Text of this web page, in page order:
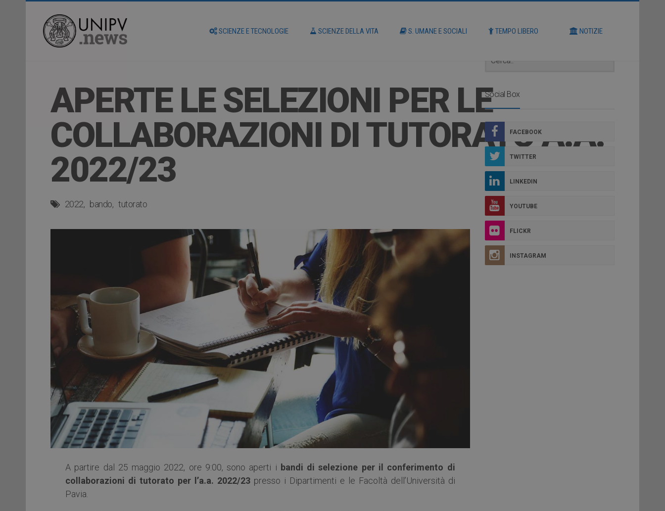
SCIENZE E TECNOLOGIE SCIENZE DELLA VITA S. UMANE E SOCIALI TEMPO LIBERO NOTIZIE
APERTE LE SELEZIONI PER LE
COLLABORAZIONI DI TUTORATO A.A.
2022/23
2022 bando tutorato
A partire dal 25 maggio 2022, ore 9:00, sono aperti i bandi di selezione per il conferimento di
collaborazioni di tutorato per l’a.a. 2022/23presso i Dipartimenti e le Facoltà dell’Università di
Pavia.
Social Box
FACEBOOK
TWITTER
LINKEDIN
YOUTUBE
FLICKR
INSTAGRAM